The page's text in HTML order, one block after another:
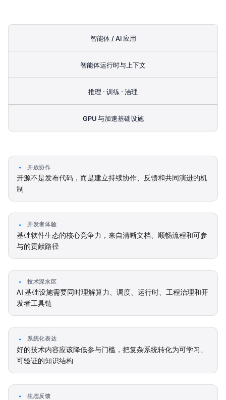
智能体 / AI 应用
智能体运行时与上下文
推理 · 训练 · 治理
GPU 与加速基础设施
开放协作
开源不是发布代码，而是建立持续协作、反馈和共同演进的机
制
开发者体验
基础软件生态的核心竞争力，来自清晰文档、顺畅流程和可参
与的贡献路径
技术深水区
AI 基础设施需要同时理解算力、调度、运行时、工程治理和开
发者工具链
系统化表达
好的技术内容应该降低参与门槛，把复杂系统转化为可学习、
可验证的知识结构
生态反馈